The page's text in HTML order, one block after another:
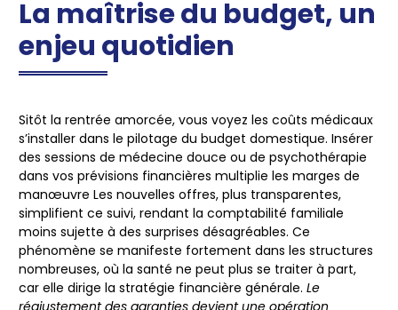
La maîtrise du budget, un
enjeu quotidien
Sitôt la rentrée amorcée, vous voyez les coûts médicaux
s’installer dans le pilotage du budget domestique. Insérer
des sessions de médecine douce ou de psychothérapie
dans vos prévisions financières multiplie les marges de
manœuvre Les nouvelles offres, plus transparentes,
simplifient ce suivi, rendant la comptabilité familiale
moins sujette à des surprises désagréables. Ce
phénomène se manifeste fortement dans les structures
nombreuses, où la santé ne peut plus se traiter à part,
car elle dirige la stratégie financière générale. Le
réajustement des garanties devient une opération